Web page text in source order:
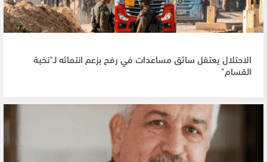
الاحتلال يعتقل سائق مساعدات في رفح بزعم انتمائه لـ"نخبة
القسام"